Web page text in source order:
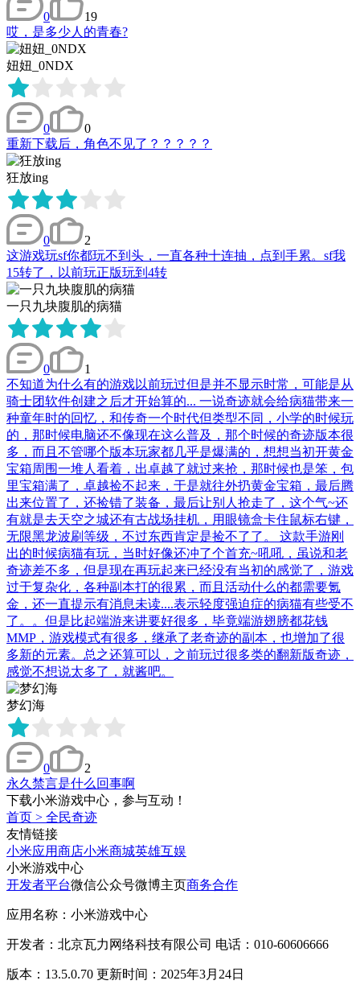
0
19
哎，是多少人的青春?
妞妞_0NDX
0
0
重新下载后，角色不见了？？？？？
狂放ing
0
2
这游戏玩sf你都玩不到头，一直各种十连抽，点到手累。sf我
15转了，以前玩正版玩到4转
一只九块腹肌的病猫
0
1
不知道为什么有的游戏以前玩过但是并不显示时常，可能是从
骑士团软件创建之后才开始算的... 一说奇迹就会给病猫带来一
种童年时的回忆，和传奇一个时代但类型不同，小学的时候玩
的，那时候电脑还不像现在这么普及，那个时候的奇迹版本很
多，而且不管哪个版本玩家都几乎是爆满的，想想当初开黄金
宝箱周围一堆人看着，出卓越了就过来抢，那时候也是笨，包
里宝箱满了，卓越捡不起来，于是就往外扔黄金宝箱，最后腾
出来位置了，还捡错了装备，最后让别人抢走了，这个气~还
有就是去天空之城还有古战场挂机，用眼镜盒卡住鼠标右键，
无限黑龙波刷等级，不过东西肯定是捡不了了。 这款手游刚
出的时候病猫有玩，当时好像还冲了个首充~吼吼，虽说和老
奇迹差不多，但是现在再玩起来已经没有当初的感觉了，游戏
过于复杂化，各种副本打的很累，而且活动什么的都需要氪
金，还一直提示有消息未读....表示轻度强迫症的病猫有些受不
了。。但是比起端游来讲要好很多，毕竟端游翅膀都花钱
MMP，游戏模式有很多，继承了老奇迹的副本，也增加了很
多新的元素。总之还算可以，之前玩过很多类的翻新版奇迹，
感觉不想说太多了，就酱吧。
梦幻海
0
2
永久禁言是什么回事啊
下载小米游戏中心，参与互动！
首页 > 全民奇迹
友情链接
小米应用商店小米商城英雄互娱
小米游戏中心
开发者平台微信公众号微博主页商务合作
应用名称：小米游戏中心
开发者：北京瓦力网络科技有限公司 电话：010-60606666
版本：13.5.0.70 更新时间：2025年3月24日